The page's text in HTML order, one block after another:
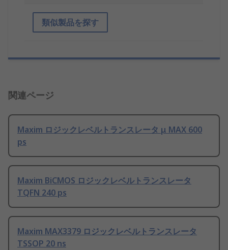
類似製品を探す
関連ページ
Maxim ロジックレベルトランスレータ μ MAX 600
ps
Maxim BiCMOS ロジックレベルトランスレータ
TQFN 240 ps
Maxim MAX3379 ロジックレベルトランスレータ
TSSOP 20 ns